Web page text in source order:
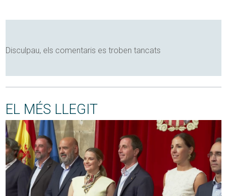
Disculpau, els comentaris es troben tancats
EL MÉS LLEGIT